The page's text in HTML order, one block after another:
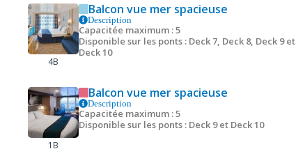
4B
Balcon vue mer spacieuse
Description
Capacitée maximum : 5
Disponible sur les ponts : Deck 7, Deck 8, Deck 9 et
Deck 10
1B
Balcon vue mer spacieuse
Description
Capacitée maximum : 5
Disponible sur les ponts : Deck 9 et Deck 10